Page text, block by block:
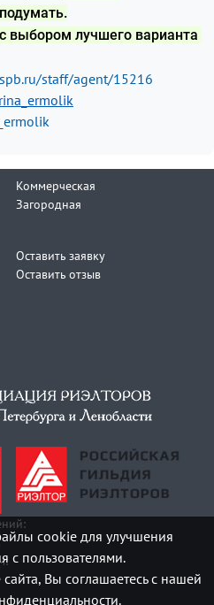
лучшего варианта
staff/agent/15216
Коммерческая
Загородная
Оставить заявку
Оставить отзыв
cookie для улучшения
с пользователями.
Вы соглашаетесь с нашей